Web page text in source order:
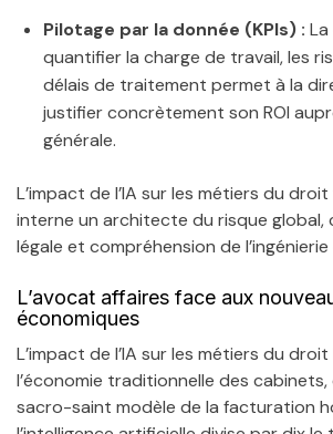
Pilotage par la donnée (KPIs) :
quantifier la charge de travail, les
délais de traitement permet à la
justifier concrètement son ROI
générale.
L’impact de l’IA sur les métiers du
interne un architecte du risque global,
légale et compréhension de
L’avocat affaires face aux
économiques
L’impact de l’IA sur les métiers du
l’économie traditionnelle des
sacro-saint modèle de la facturation